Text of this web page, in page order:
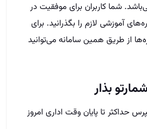
شما کاربران برای موفقیت در
آموزشی لازم را بگذرانید. برای
از طریق همین سامانه می‌توانید
بذار
حداکثر تا پایان وقت اداری امروز